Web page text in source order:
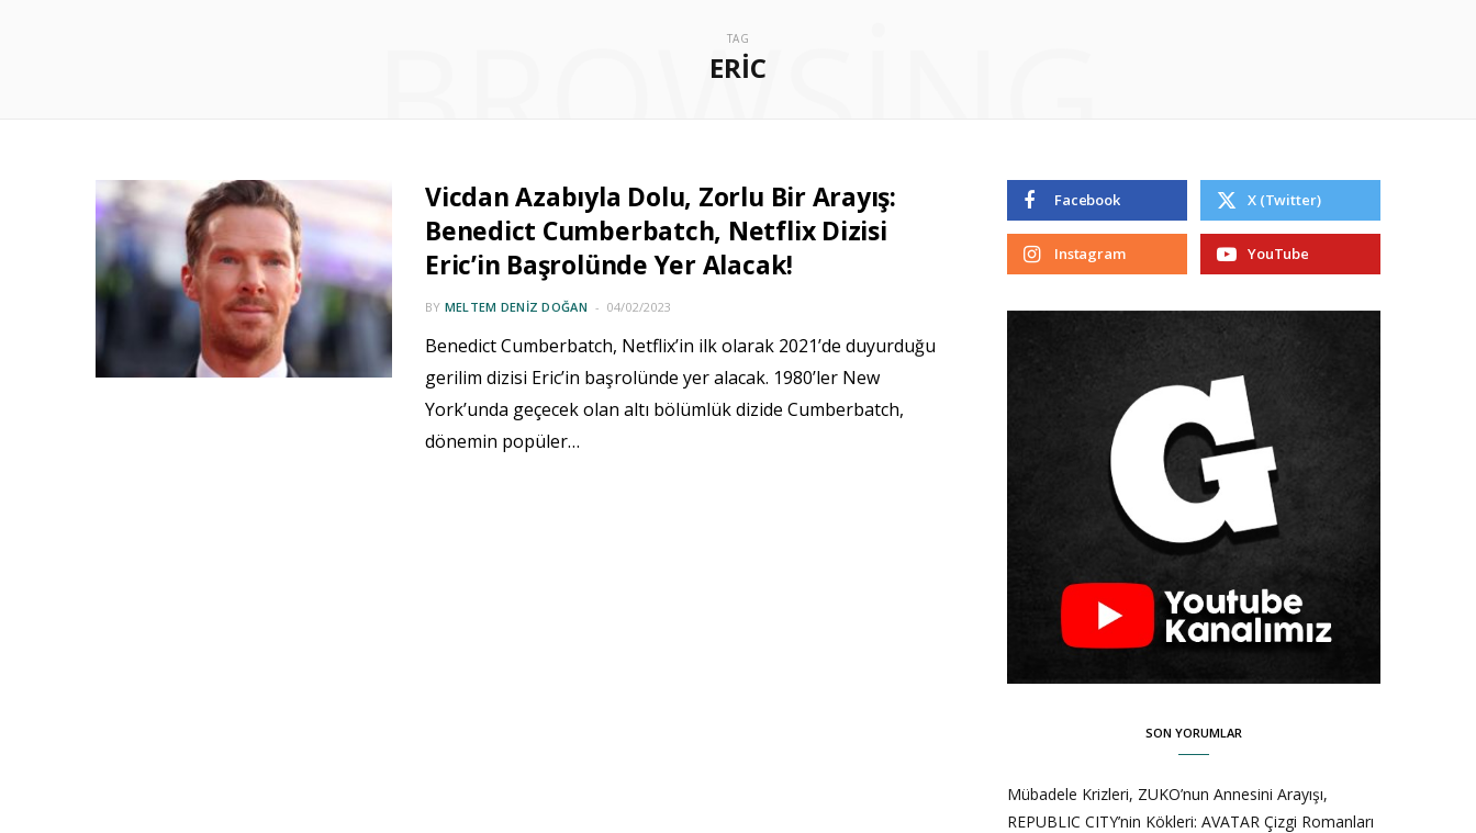
TAG
ERIC
BROWSING
Vicdan Azabıyla Dolu, Zorlu Bir Arayış:
Benedict Cumberbatch, Netflix Dizisi
Eric’in Başrolünde Yer Alacak!
BY MELTEM DENIZ DOĞAN 04/02/2023
Benedict Cumberbatch, Netflix’in ilk olarak 2021’de duyurduğu
gerilim dizisi Eric’in başrolünde yer alacak. 1980’ler New
York’unda geçecek olan altı bölümlük dizide Cumberbatch,
dönemin popüler…
Facebook X (Twitter)
Instagram YouTube
SON YORUMLAR
Mübadele Krizleri, ZUKO’nun Annesini Arayışı,
REPUBLIC CITY’nin Kökleri: AVATAR Çizgi Romanları